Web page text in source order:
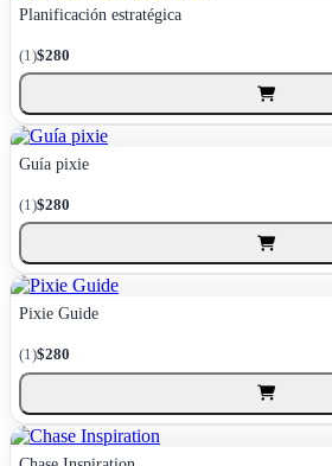
Planificación estratégica
(1)$280
Guía pixie
(1)$280
Pixie Guide
(1)$280